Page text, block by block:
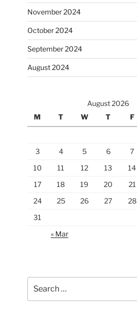
November 2024
October 2024
September 2024
August 2024
August 2026
M
T W T F
3
4 5 6 7
10
11 12 13 14
17
18 19 20 21
24
25 26 27 28
31
« Mar
for: